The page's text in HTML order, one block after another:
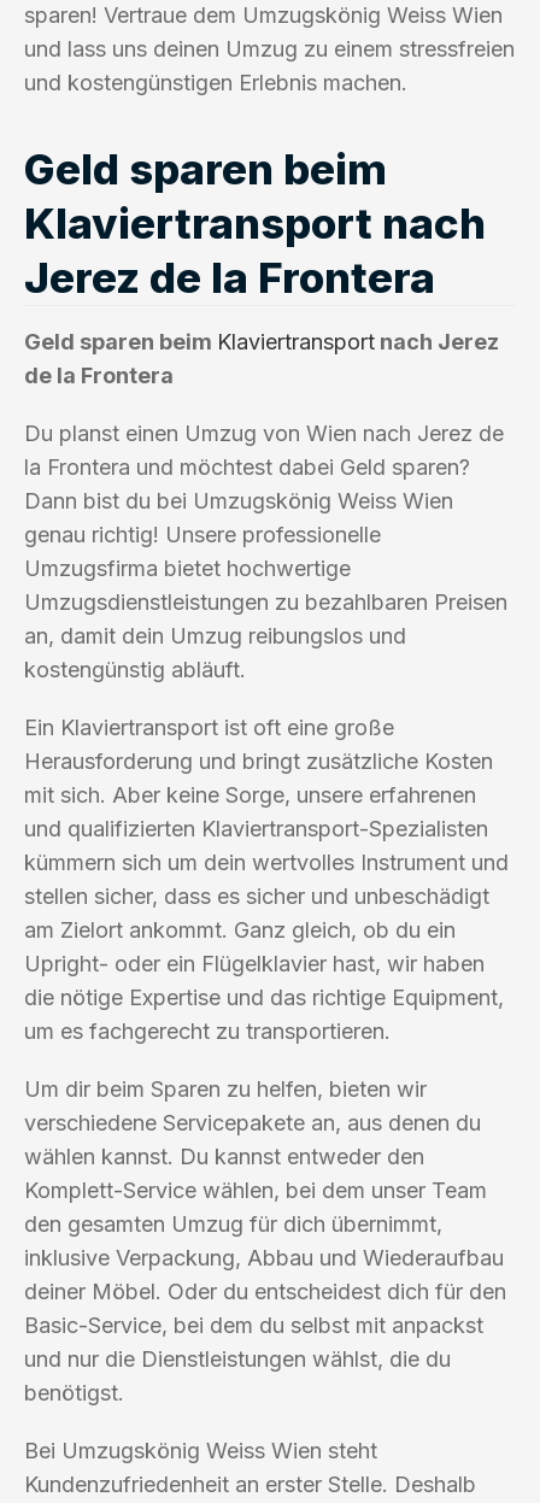
sparen! Vertraue dem Umzugskönig Weiss Wien
und lass uns deinen Umzug zu einem stressfreien
und kostengünstigen Erlebnis machen.
Geld sparen beim
Klaviertransport nach
Jerez de la Frontera
Geld sparen beim Klaviertransport nach Jerez
de la Frontera
Du planst einen Umzug von Wien nach Jerez de
la Frontera und möchtest dabei Geld sparen?
Dann bist du bei Umzugskönig Weiss Wien
genau richtig! Unsere professionelle
Umzugsfirma bietet hochwertige
Umzugsdienstleistungen zu bezahlbaren Preisen
an, damit dein Umzug reibungslos und
kostengünstig abläuft.
Ein Klaviertransport ist oft eine große
Herausforderung und bringt zusätzliche Kosten
mit sich. Aber keine Sorge, unsere erfahrenen
und qualifizierten Klaviertransport-Spezialisten
kümmern sich um dein wertvolles Instrument und
stellen sicher, dass es sicher und unbeschädigt
am Zielort ankommt. Ganz gleich, ob du ein
Upright- oder ein Flügelklavier hast, wir haben
die nötige Expertise und das richtige Equipment,
um es fachgerecht zu transportieren.
Um dir beim Sparen zu helfen, bieten wir
verschiedene Servicepakete an, aus denen du
wählen kannst. Du kannst entweder den
Komplett-Service wählen, bei dem unser Team
den gesamten Umzug für dich übernimmt,
inklusive Verpackung, Abbau und Wiederaufbau
deiner Möbel. Oder du entscheidest dich für den
Basic-Service, bei dem du selbst mit anpackst
und nur die Dienstleistungen wählst, die du
benötigst.
Bei Umzugskönig Weiss Wien steht
Kundenzufriedenheit an erster Stelle. Deshalb